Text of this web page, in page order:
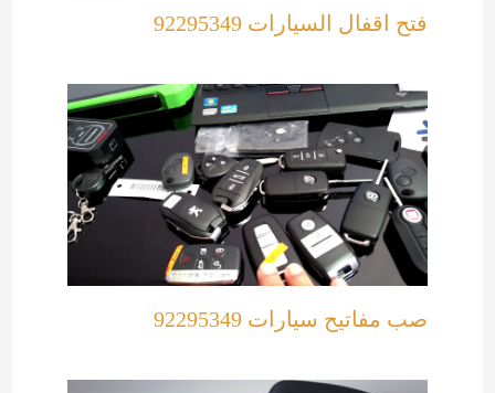
فتح اقفال السيارات 92295349
صب مفاتيح سيارات 92295349